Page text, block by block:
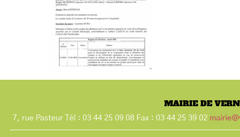
MAIRIE DE
7, rue Pasteur Tél : 03 44 25 09 08 Fax : 03 44 25 39 02